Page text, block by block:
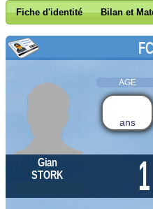
Fiche d'identité Bilan et
AGE
ans
Gian
STORK
1